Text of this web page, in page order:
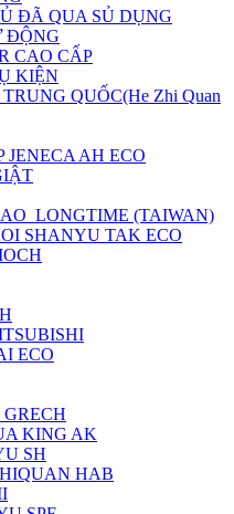
ĐÃ QUA SỦ DỤNG
ĐỘNG
CAO CẤP
KIỆN
QUỐC(He Zhi Quan
AH ECO
(TAIWAN)
SHANYU TAK ECO
ECO
KING AK
SH
HAB